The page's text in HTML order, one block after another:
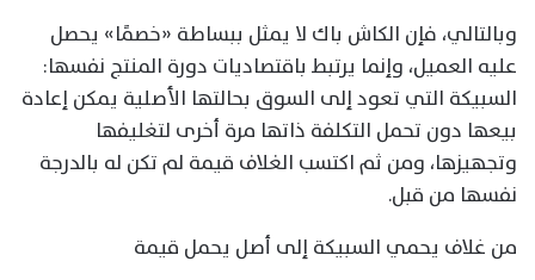
وبالتالي، فإن الكاش باك لا يمثل ببساطة «خصمًا» يحصل
عليه العميل، وإنما يرتبط باقتصاديات دورة المنتج نفسها:
السبيكة التي تعود إلى السوق بحالتها الأصلية يمكن إعادة
بيعها دون تحمل التكلفة ذاتها مرة أخرى لتغليفها
وتجهيزها، ومن ثم اكتسب الغلاف قيمة لم تكن له بالدرجة
نفسها من قبل.
من غلاف يحمي السبيكة إلى أصل يحمل قيمة